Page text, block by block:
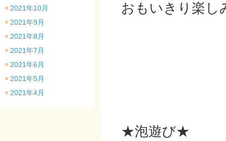
おもいきり楽し
★泡遊び★
2021年10月
2021年9月
2021年8月
2021年7月
2021年6月
2021年5月
2021年4月